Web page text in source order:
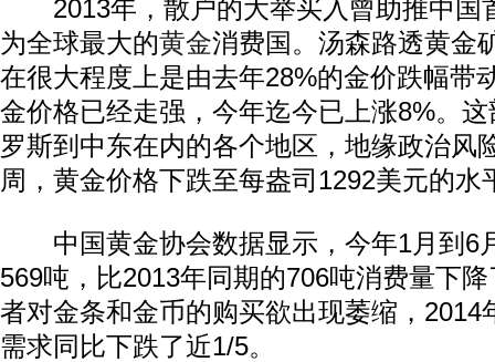
2013年，散户的大举买入曾助推中国
为全球最大的黄金消费国。汤森路透黄金
在很大程度上是由去年28%的金价跌幅带
金价格已经走强，今年迄今已上涨8%。
罗斯到中东在内的各个地区，地缘政治风
周，黄金价格下跌至每盎司1292美元的水
中国黄金协会数据显示，今年1月到6
569吨，比2013年同期的706吨消费量下
者对金条和金币的购买欲出现萎缩，2014
需求同比下跌了近1/5。